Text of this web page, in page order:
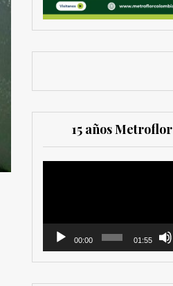
15 años Metroflor
00:00 01:55